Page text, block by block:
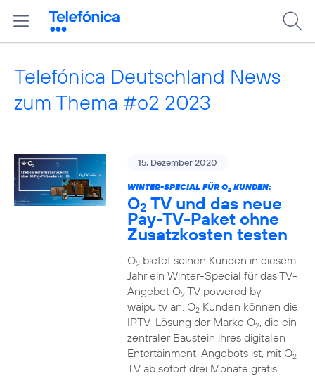
Telefónica Deutschland News
zum Thema #o2 2023
15. Dezember 2020
WINTER-SPECIAL FÜR O2KUNDEN:
O2 TV und das neue
Pay-TV-Paket ohne
Zusatzkosten testen
O2bietet seinen Kunden in diesem
Jahr ein Winter-Special für das TV-
Angebot O2TV powered by
waipu.tv an. O2Kunden können die
IPTV-Lösung der Marke O2, die ein
zentraler Baustein ihres digitalen
Entertainment-Angebots ist, mit O2
TV ab sofort drei Monate gratis